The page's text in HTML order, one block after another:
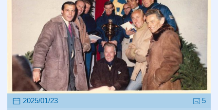
2025/01/23 5